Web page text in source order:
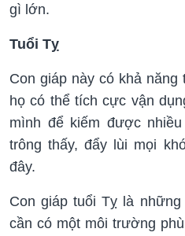
gì lớn.
Tuổi Tỵ
Con giáp này có khả
họ có thể tích cực vận
mình để kiếm được
trông thấy, đẩy lùi mọi
đây.
Con giáp tuổi Tỵ là
cần có một môi trường